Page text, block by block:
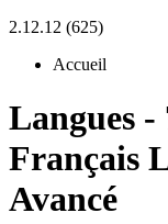
2.12.12 (625)
Accueil
Langues -
Français
Avancé